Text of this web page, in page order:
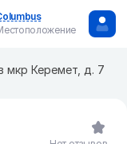
мкр Керемет, д. 7